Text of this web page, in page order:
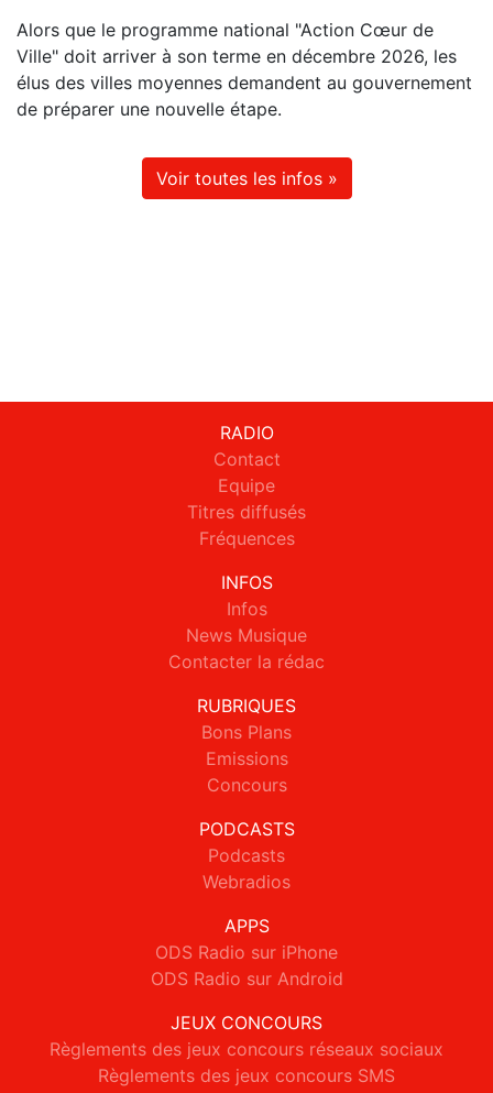
Alors que le programme national "Action Cœur de
Ville" doit arriver à son terme en décembre 2026, les
élus des villes moyennes demandent au gouvernement
de préparer une nouvelle étape.
Voir toutes les infos »
RADIO
Contact
Equipe
Titres diffusés
Fréquences
INFOS
Infos
News Musique
Contacter la rédac
RUBRIQUES
Bons Plans
Emissions
Concours
PODCASTS
Podcasts
Webradios
APPS
ODS Radio sur iPhone
ODS Radio sur Android
JEUX CONCOURS
Règlements des jeux concours réseaux sociaux
Règlements des jeux concours SMS